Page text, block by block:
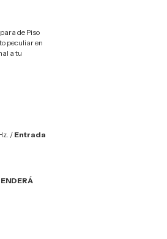
de Piso
peculiar en
a tu
/ Entrada